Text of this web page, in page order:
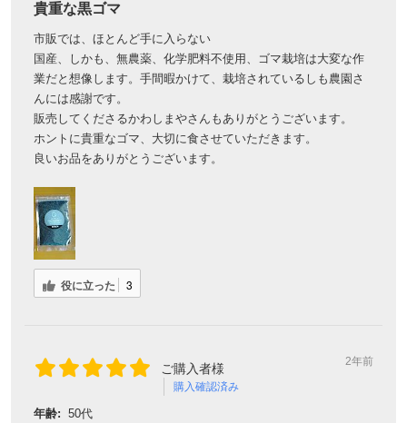
貴重な黒ゴマ
市販では、ほとんど手に入らない
国産、しかも、無農薬、化学肥料不使用、ゴマ栽培は大変な作
業だと想像します。手間暇かけて、栽培されているしも農園さ
んには感謝です。
販売してくださるかわしまやさんもありがとうございます。
ホントに貴重なゴマ、大切に食させていただきます。
良いお品をありがとうございます。
役に立った 3
ご購入者様
購入確認済み
2年前
年齢: 50代